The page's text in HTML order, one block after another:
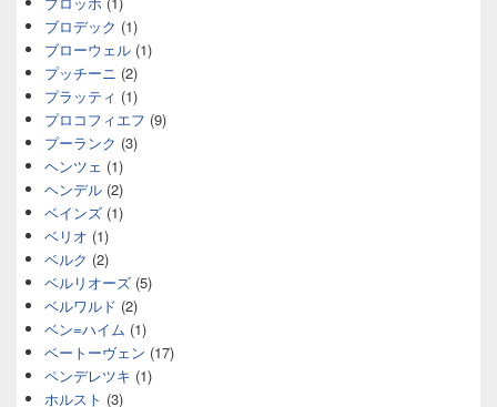
ブロデック (1)
ブローウェル (1)
プッチーニ (2)
プラッティ (1)
プロコフィエフ (9)
プーランク (3)
ヘンツェ (1)
ヘンデル (2)
ベインズ (1)
ベリオ (1)
ベルク (2)
ベルリオーズ (5)
ベルワルド (2)
ベン=ハイム (1)
ベートーヴェン (17)
ペンデレツキ (1)
ホルスト (3)